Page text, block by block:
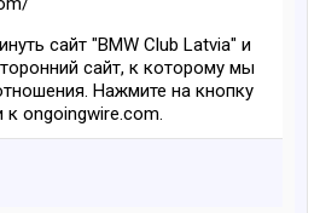
сайт "BMW Club Latvia" и
сайт, к которому мы
Нажмите на кнопку
к ongoingwire.com.